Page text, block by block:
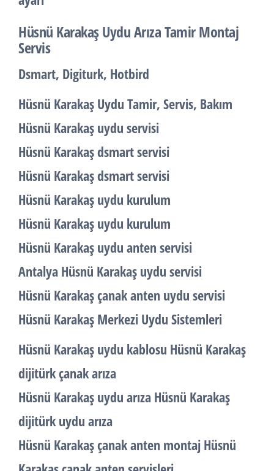
Hüsnü Karakaş Uydu Arıza Tamir Montaj
Servis
Dsmart, Digiturk, Hotbird
Hüsnü Karakaş Uydu Tamir, Servis, Bakım
Hüsnü Karakaş uydu servisi
Hüsnü Karakaş dsmart servisi
Hüsnü Karakaş dsmart servisi
Hüsnü Karakaş uydu kurulum
Hüsnü Karakaş uydu kurulum
Hüsnü Karakaş uydu anten servisi
Antalya Hüsnü Karakaş uydu servisi
Hüsnü Karakaş çanak anten uydu servisi
Hüsnü Karakaş Merkezi Uydu Sistemleri
Hüsnü Karakaş uydu kablosu Hüsnü Karakaş
dijitürk çanak arıza
Hüsnü Karakaş uydu arıza Hüsnü Karakaş
dijitürk uydu arıza
Hüsnü Karakaş çanak anten montaj Hüsnü